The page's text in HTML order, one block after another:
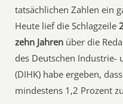
tatsächlichen Zahlen ein
Heute lief die Schlagzeile
zehn Jahren über die
des Deutschen Industrie-
(DIHK) habe ergeben,
mindestens 1,2 Prozent